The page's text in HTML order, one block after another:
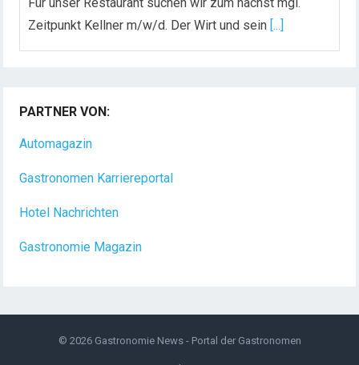
Zeitpunkt Kellner m/w/d. Der Wirt und sein [...]
Dein Arbeitsplatz mit Urlaubsfeeling Chef de Rang
(m/w/d) Du bist Gastgeber aus Leidenschaft und
PARTNER VON:
Automagazin
Gastronomen Karriereportal
Hotel Nachrichten
Gastronomie Magazin
© 2026 Gastronomie News - Portal der Gastronomen